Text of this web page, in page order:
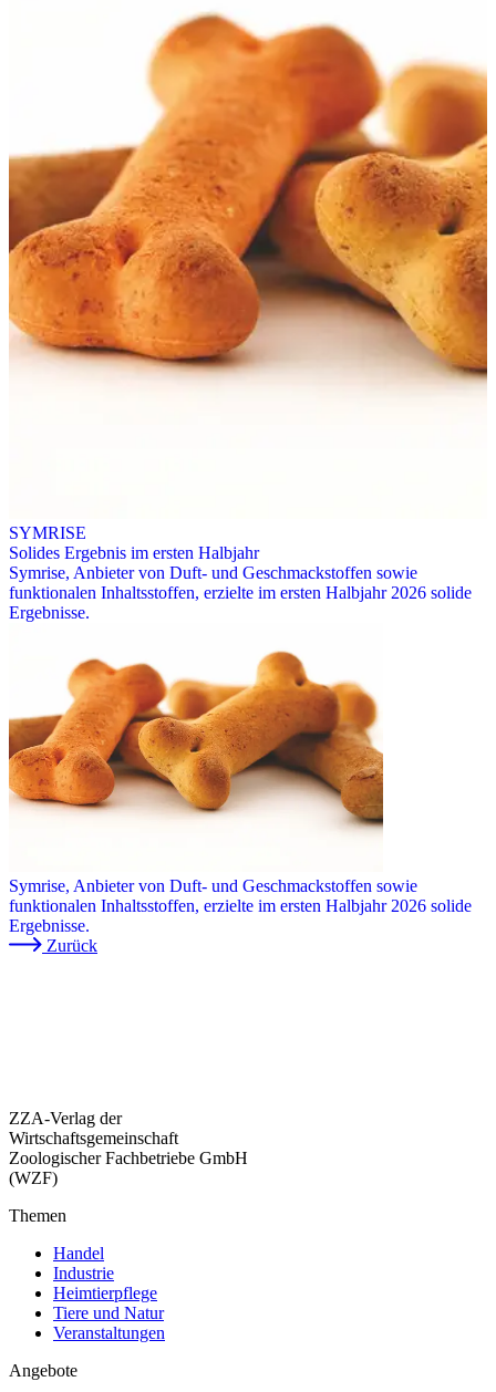
SYMRISE
Solides Ergebnis im ersten Halbjahr
Symrise, Anbieter von Duft- und Geschmackstoffen sowie
funktionalen Inhaltsstoffen, erzielte im ersten Halbjahr 2026 solide
Ergebnisse.
Symrise, Anbieter von Duft- und Geschmackstoffen sowie
funktionalen Inhaltsstoffen, erzielte im ersten Halbjahr 2026 solide
Ergebnisse.
Zurück
ZZA-Verlag der
Wirtschaftsgemeinschaft
Zoologischer Fachbetriebe GmbH
(WZF)
Themen
Handel
Industrie
Heimtierpflege
Tiere und Natur
Veranstaltungen
Angebote